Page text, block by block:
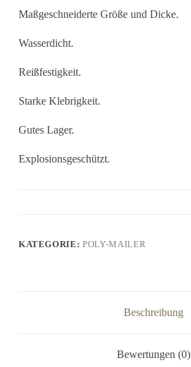
Maßgeschneiderte Größe und Dicke.
Wasserdicht.
Reißfestigkeit.
Starke Klebrigkeit.
Gutes Lager.
Explosionsgeschützt.
KATEGORIE:POLY-MAILER
Beschreibung
Bewertungen (0)